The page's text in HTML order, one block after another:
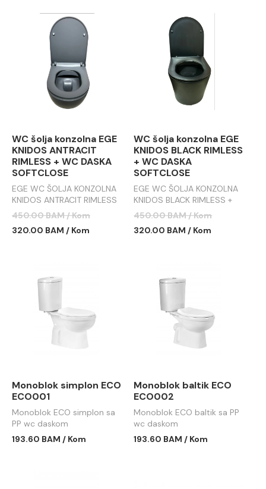
WC šolja konzolna EGE
KNIDOS ANTRACIT
RIMLESS + WC DASKA
SOFTCLOSE
EGE WC ŠOLJA KONZOLNA
KNIDOS ANTRACIT RIMLESS
+ WC DASKA SOFTCLOSE
450.00 BAM / Kom
320.00 BAM / Kom
WC šolja konzolna EGE
KNIDOS BLACK RIMLESS
+ WC DASKA
SOFTCLOSE
EGE WC ŠOLJA KONZOLNA
KNIDOS BLACK RIMLESS +
WC DASKA SOFTCLOSE
450.00 BAM / Kom
320.00 BAM / Kom
Monoblok simplon ECO
ECO001
Monoblok ECO simplon sa
PP wc daskom
193.60 BAM / Kom
Monoblok baltik ECO
ECO002
Monoblok ECO baltik sa PP
wc daskom
193.60 BAM / Kom